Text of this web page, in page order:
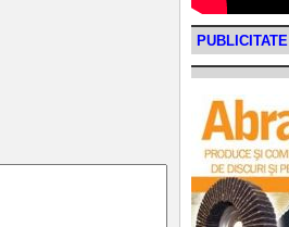
PUBLICITATE